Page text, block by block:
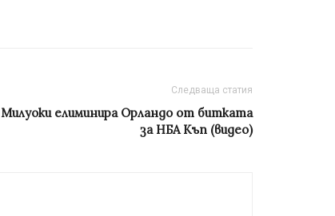
Следваща статия
Милуоки елиминира Орландо от битката
за НБА Къп (видео)